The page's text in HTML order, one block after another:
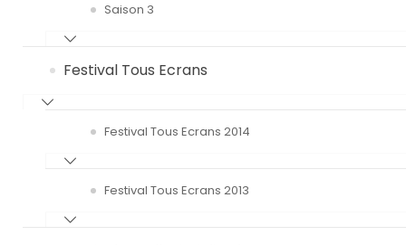
Saison 3
Festival Tous Ecrans
Festival Tous Ecrans 2014
Festival Tous Ecrans 2013